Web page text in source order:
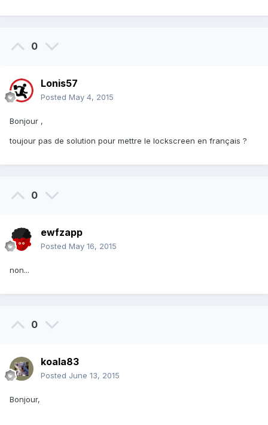
0
Lonis57
Posted May 4, 2015
Bonjour ,
toujour pas de solution pour mettre le lockscreen en français ?
0
ewfzapp
Posted May 16, 2015
non...
0
koala83
Posted June 13, 2015
Bonjour,